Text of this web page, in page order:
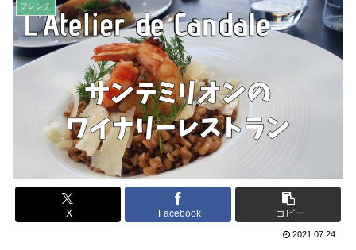
フレンチ
X Facebook コピー
2021.07.24